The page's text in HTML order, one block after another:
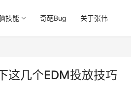
技能 奇葩Bug 关于张伟
这几个EDM投放技巧